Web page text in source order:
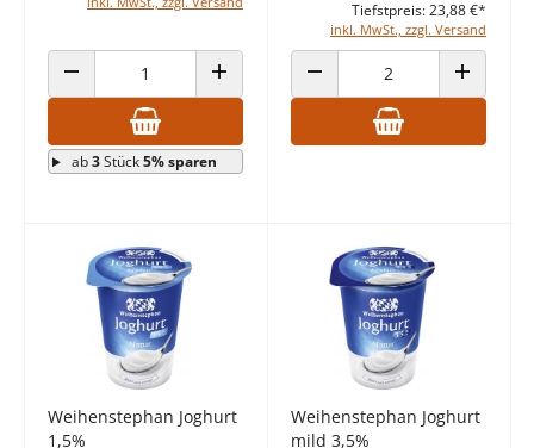
ANZAHL VERRINGERN ANZAHL ERHÖHEN
ab3Stück5% sparen
inkl. MwSt., zzgl. Versand
Tiefstpreis: 23,88 €*
ANZAHL VERRINGERN ANZAHL
Weihenstephan Joghurt
1,5%
Weihenstephan Joghurt
mild 3,5%